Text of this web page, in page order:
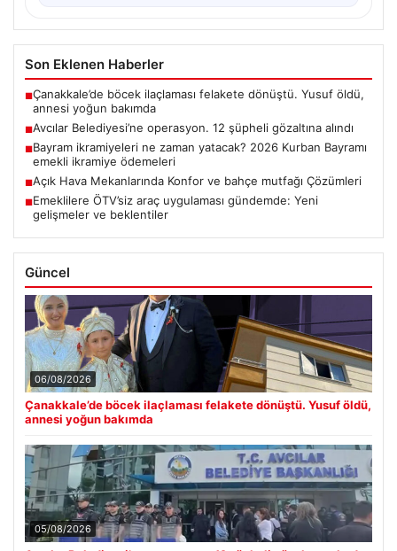
Son Eklenen Haberler
■Çanakkale’de böcek ilaçlaması felakete dönüştü. Yusuf öldü,
annesi yoğun bakımda
■Avcılar Belediyesi’ne operasyon. 12 şüpheli gözaltına alındı
■Bayram ikramiyeleri ne zaman yatacak? 2026 Kurban Bayramı
emekli ikramiye ödemeleri
■Açık Hava Mekanlarında Konfor ve bahçe mutfağı Çözümleri
■Emeklilere ÖTV’siz araç uygulaması gündemde: Yeni
gelişmeler ve beklentiler
Güncel
06/08/2026
Çanakkale’de böcek ilaçlaması felakete dönüştü. Yusuf öldü,
annesi yoğun bakımda
05/08/2026